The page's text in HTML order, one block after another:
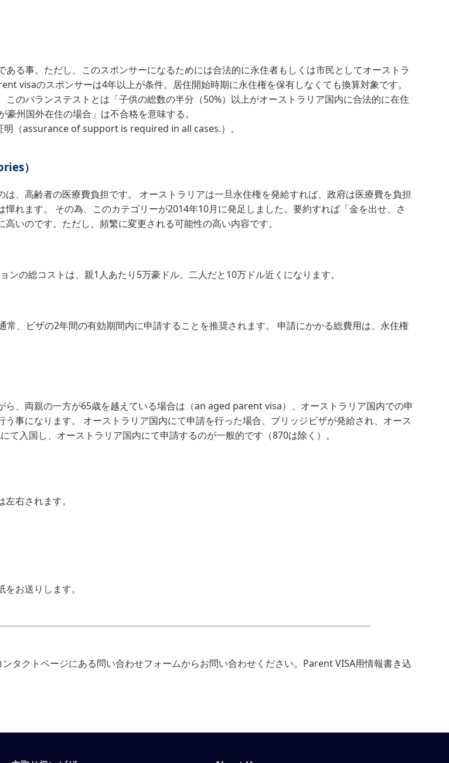
る事。ただし、このスポンサーになるためには合法的に永住者もしくは市民としてオーストラ
visaのスポンサーは4年以上が条件。居住開始時期に永住権を保有しなくても換算対象です。
のバランステストとは「子供の総数の半分（50%）以上がオーストラリア国内に合法的に在住
州国外在住の場合」は不合格を意味する。
明（assurance of support is required in all cases.）。
）
、高齢者の医療費負担です。 オーストラリアは一旦永住権を発給すれば、政府は医療費を負担
れます。 その為、このカテゴリーが2014年10月に発足しました。要約すれば「金を出せ、さ
いのです。ただし、頻繁に変更される可能性の高い内容です。
の総コストは、親1人あたり5万豪ドル。二人だと10万ドル近くになります。
、ビザの2年間の有効期間内に申請することを推奨されます。 申請にかかる総費用は、永住権
、両親の一方が65歳を越えている場合は（an aged parent visa）、オーストラリア国内での申
事になります。 オーストラリア国内にて申請を行った場合、ブリッジビザが発給され、オース
入国し、オーストラリア国内にて申請するのが一般的です（870は除く）。
右されます。
お送りします。
タクトページにある問い合わせフォームからお問い合わせください。Parent VISA用情報書き込